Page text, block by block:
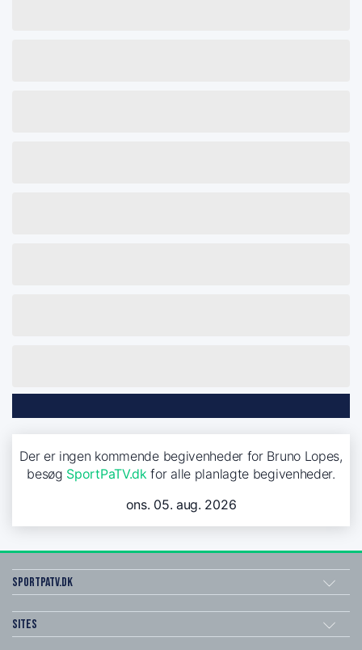
Der er ingen kommende begivenheder for Bruno Lopes,
besøg SportPaTV.dk for alle planlagte begivenheder.
ons. 05. aug. 2026
SportPaTV.dk
Sites